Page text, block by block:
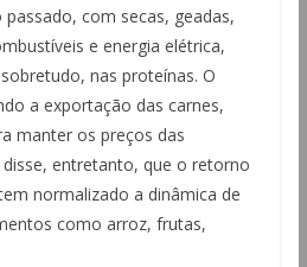
com secas, geadas,
e energia elétrica,
nas proteínas. O
a exportação das carnes,
manter os preços das
disse, entretanto, que o retorno
normalizado a dinâmica de
como arroz, frutas,